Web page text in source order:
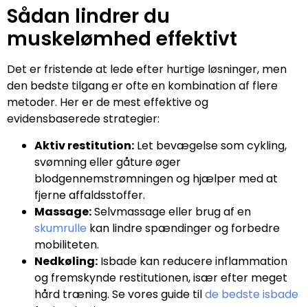
Sådan lindrer du
muskelømhed effektivt
Det er fristende at lede efter hurtige løsninger, men
den bedste tilgang er ofte en kombination af flere
metoder. Her er de mest effektive og
evidensbaserede strategier:
Aktiv restitution: Let bevægelse som cykling,
svømning eller gåture øger
blodgennemstrømningen og hjælper med at
fjerne affaldsstoffer.
Massage:Selvmassage eller brug af en
skumrulle kan lindre spændinger og forbedre
mobiliteten.
Nedkøling: Isbade kan reducere inflammation
og fremskynde restitutionen, især efter meget
hård træning. Se vores guide tilde bedste isbade